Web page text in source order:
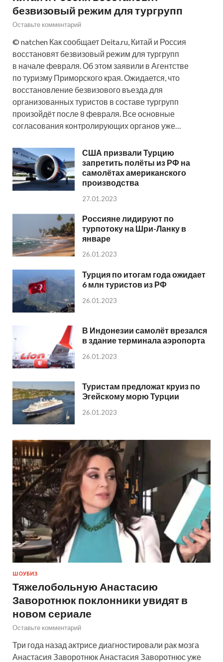
безвизовый режим для тургрупп
Оставьте комментарий
© natchen Как сообщает Deita.ru, Китай и Россия
восстановят безвизовый режим для тургрупп
в начале февраля. Об этом заявили в Агентстве
по туризму Приморского края. Ожидается, что
восстановление безвизового въезда для
организованных туристов в составе тургрупп
произойдёт после 8 февраля. Все основные
согласования контролирующих органов уже…
США призвали Турцию
запретить полёты из РФ на
самолётах американского
производства
27.01.2023
Россияне лидируют по
турпотоку на Шри-Ланку в
январе
26.01.2023
Турция по итогам года ожидает
6 млн туристов из РФ
26.01.2023
В Индонезии самолёт врезался
в здание терминала аэропорта
26.01.2023
Туристам предложат круиз по
Эгейскому морю Турции
26.01.2023
ШОУБИЗ
Тяжелобольную Анастасию
Заворотнюк поклонники увидят в
новом сериале
Оставьте комментарий
Три года назад актрисе диагностировали рак мозга
Анастасия Заворотнюк Анастасия Заворотнюс уже